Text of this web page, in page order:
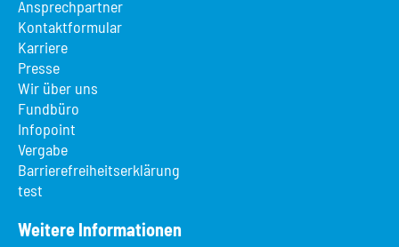
Ansprechpartner
Kontaktformular
Karriere
Presse
Wir über uns
Fundbüro
Infopoint
Vergabe
Barrierefreiheitserklärung
test
Weitere Informationen